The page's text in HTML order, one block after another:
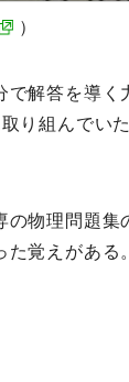
）
解答を導く
り組んでい
の物理問題
覚えがある。